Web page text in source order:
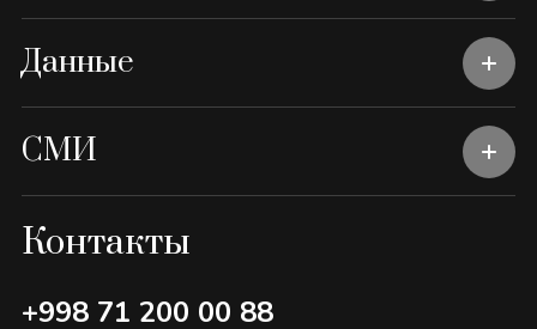
Данные
СМИ
Контакты
+998 71 200 00 88